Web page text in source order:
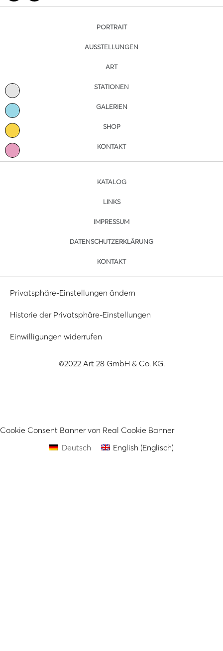
PORTRAIT
AUSSTELLUNGEN
ART
STATIONEN
GALERIEN
SHOP
KONTAKT
KATALOG
LINKS
IMPRESSUM
DATENSCHUTZERKLÄRUNG
KONTAKT
Privatsphäre-Einstellungen ändern
Historie der Privatsphäre-Einstellungen
Einwilligungen widerrufen
©2022 Art 28 GmbH & Co. KG.
Cookie Consent Banner von Real Cookie Banner
Deutsch
English (Englisch)